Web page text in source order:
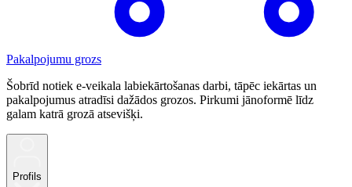
Pakalpojumu grozs
Šobrīd notiek e-veikala labiekārtošanas darbi, tāpēc iekārtas un
pakalpojumus atradīsi dažādos grozos. Pirkumi jānoformē līdz
galam katrā grozā atsevišķi.
Profils